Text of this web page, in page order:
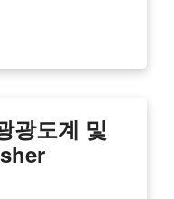
광도계 및